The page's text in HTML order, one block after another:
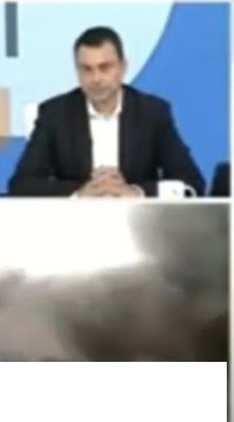
ΜΝΗΜΗΣ